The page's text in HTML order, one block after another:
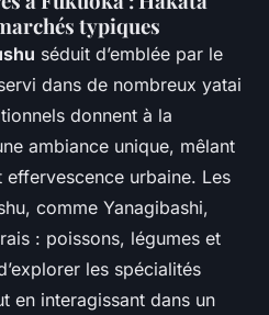
typiques
séduit d’emblée par le
dans de nombreux yatai
donnent à la
ambiance unique, mêlant
urbaine. Les
comme Yanagibashi,
: poissons, légumes et
les spécialités
en interagissant dans un